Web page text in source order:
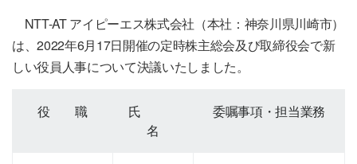
NTT-AT アイピーエス株式会社（本社：神奈川県川崎市）
は、2022年6月17日開催の定時株主総会及び取締役会で新
しい役員人事について決議いたしました。
役 職
氏
名
委嘱事項・担当業務